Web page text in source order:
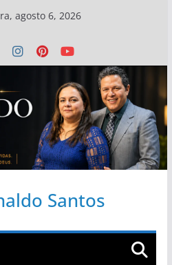
agosto 6, 2026
Santos